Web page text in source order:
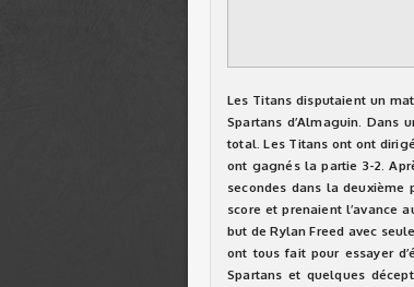
Les Titans disputaient un
Spartans d’Almaguin. Dans
total. Les Titans ont ont dirig
ont gagnés la partie 3-2.
secondes dans la deuxième
score et prenaient l’avance
but de Rylan Freed avec
ont tous fait pour essayer
Spartans et quelques